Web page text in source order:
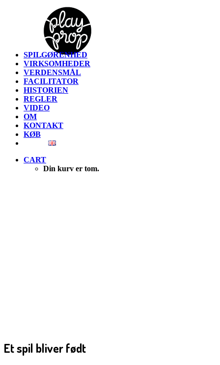
SPILGØRENHED
VIRKSOMHEDER
VERDENSMÅL
FACILITATOR
HISTORIEN
REGLER
VIDEO
OM
KONTAKT
KØB
CART
Din kurv er tom.
Et spil bliver født